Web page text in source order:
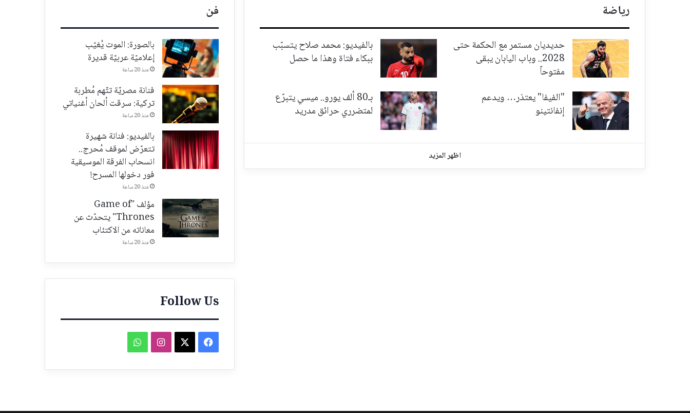
رياضة
حديديان مستمر مع الحكمة حتى
2028.. وباب اليابان يبقى
مفتوحاً
بالفيديو: محمد صلاح يتسبّب
ببكاء فتاة وهذا ما حصل
"الفيفا" يعتذر… ويدعم
إنفانتينو
بـ80 ألف يورو.. ميسي يتبرّع
لمتضرري حرائق مدريد
اظهر المزيد
فن
بالصورة: الموت يُغيّب
إعلاميّة عربيّة قديرة
منذ 20 ساعة
فنانة مصريّة تتّهم مُطربة
تركية: سرقت ألحان أغنياتي
منذ 20 ساعة
بالفيديو: فنانة شهيرة
تتعرّض لموقف مُحرج..
انسحاب الفرقة الموسيقية
فور دخولها المسرح!
منذ 20 ساعة
مؤلف "Game of
Thrones" يتحدّث عن
معاناته من الاكتئاب
منذ 20 ساعة
Follow Us
فيسبوك انستقرامواتساب